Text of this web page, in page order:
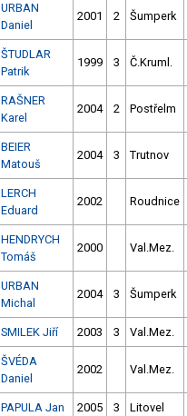
URBAN
Daniel
2001 2 Šumperk
ŠTUDLAR
Patrik
1999 3 Č.Kruml.
RAŠNER
Karel
2004 2 Postřelm
BEIER
Matouš
2004 3 Trutnov
LERCH
Eduard
2002 Roudnice
HENDRYCH
Tomáš
2000 Val.Mez.
URBAN
Michal
2004 3 Šumperk
SMILEK Jiří 2003 3 Val.Mez.
ŠVÉDA
Daniel
2002 Val.Mez.
PAPULA Jan 2005 3 Litovel